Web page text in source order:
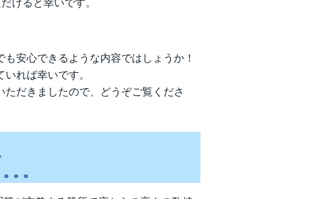
けると幸いです。
安心できるような内容ではしょうか！
れば幸いです。
だきましたので、どうぞご覧くださ